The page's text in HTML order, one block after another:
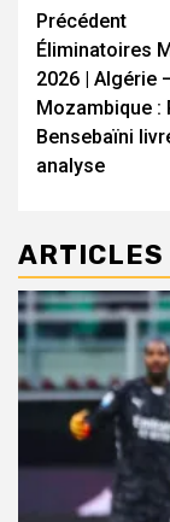
Précédent
Éliminatoires
2026 | Algérie
Mozambique :
Bensebaïni
analyse